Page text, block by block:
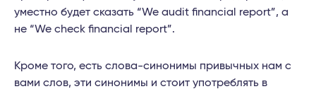
уместно будет сказать “We audit financial report”, а
не “We check financial report”.
Кроме того, есть слова-синонимы привычных нам с
вами слов, эти синонимы и стоит употреблять в